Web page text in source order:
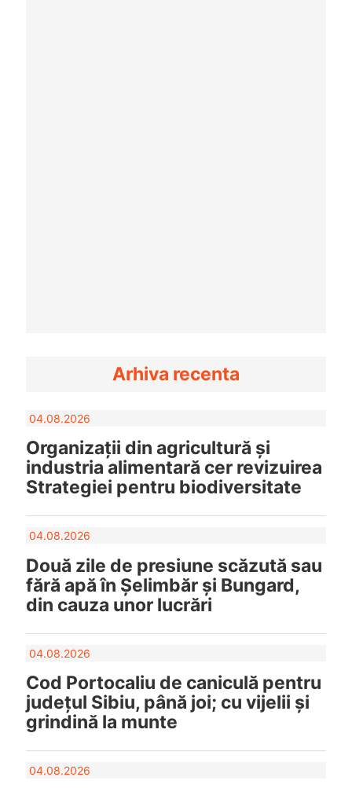
Arhiva recenta
04.08.2026
Organizații din agricultură și
industria alimentară cer revizuirea
Strategiei pentru biodiversitate
04.08.2026
Două zile de presiune scăzută sau
fără apă în Șelimbăr și Bungard,
din cauza unor lucrări
04.08.2026
Cod Portocaliu de caniculă pentru
județul Sibiu, până joi; cu vijelii și
grindină la munte
04.08.2026